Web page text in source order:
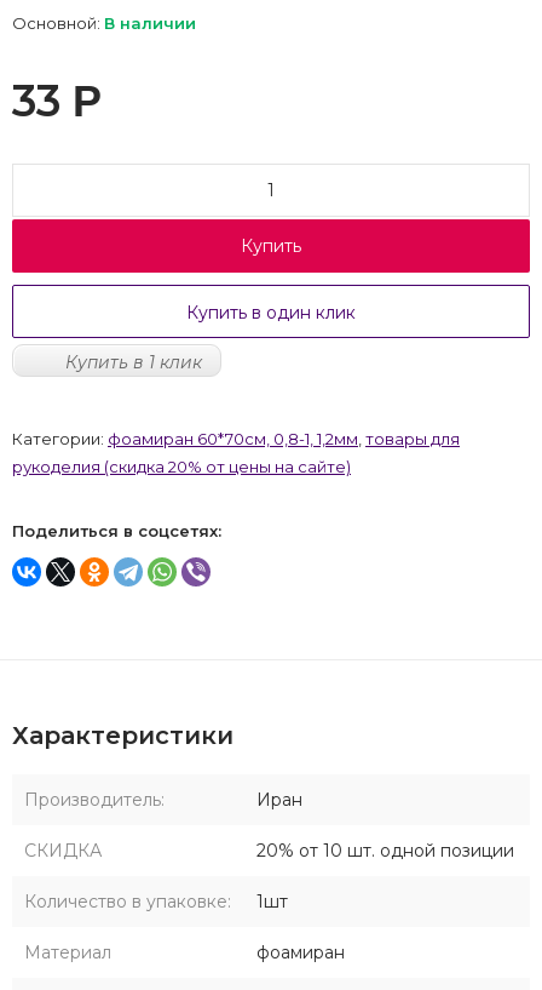
Основной: В наличии
33 Р
Купить
Купить в один клик
Купить в 1 клик
Категории: фоамиран 60*70см, 0,8-1, 1,2мм товары для
рукоделия (скидка 20% от цены на сайте)
Поделиться в соцсетях:
Характеристики
Производитель: Иран
СКИДКА 20% от 10 шт. одной позиции
Количество в упаковке: 1шт
Материал фоамиран